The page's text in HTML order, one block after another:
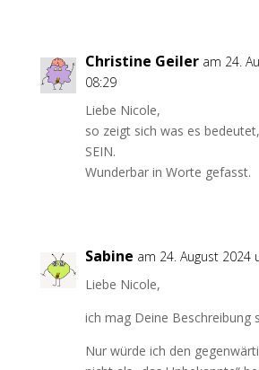
Christine Geiler am 24.
08:29
Liebe Nicole,
so zeigt sich was es
SEIN.
Wunderbar in Worte gefasst.
Sabine am 24. August 2024
Liebe Nicole,
ich mag Deine Beschreibung
Nur würde ich den